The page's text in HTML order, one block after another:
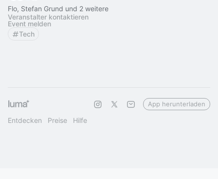
Flo, Stefan Grund und 2 weitere
Veranstalter kontaktieren
Event melden
Tech
Entdecken Preise Hilfe
App herunterladen